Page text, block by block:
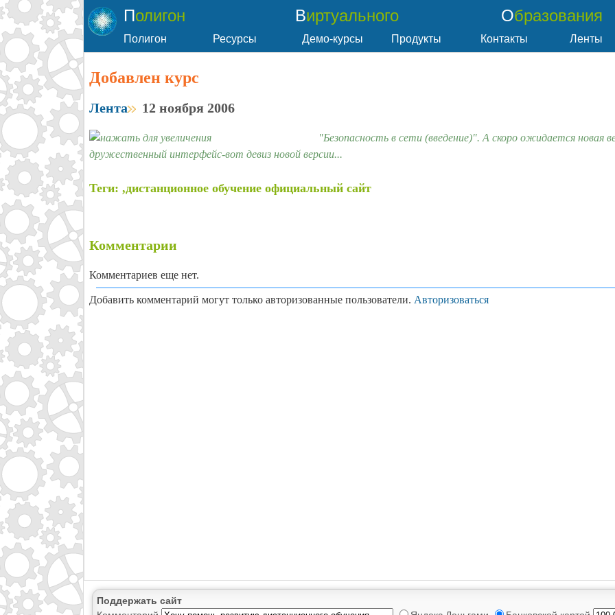
Полигон Виртуального Образования
Полигон Ресурсы Демо-курсы Продукты Контакты Ленты
Добавлен курс
Лента 12 ноября 2006
"Безопасность в сети (введение)". А скоро ожидается новая
дружественный интерфейс-вот девиз новой версии...
Теги: ,дистанционное обучение официальный сайт
Комментарии
Комментариев еще нет.
Добавить комментарий могут только авторизованные пользователи. Авторизоваться
Поддержать сайт